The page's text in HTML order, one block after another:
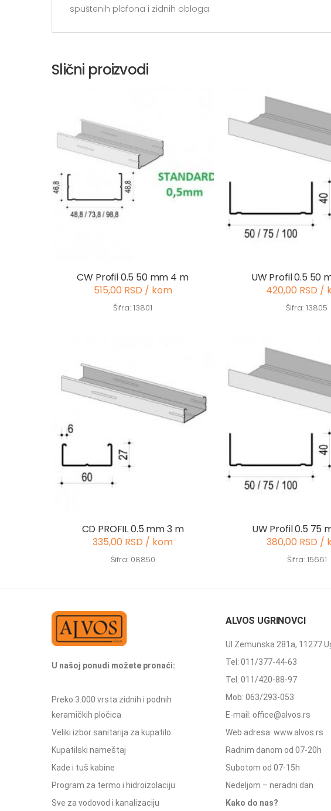
spuštenih plafona i zidnih obloga.
Slični proizvodi
CW Profil 0.5 50 mm 4 m
515,00 RSD / kom
Šifra: 13801
UW Profil 0.5 50
420,00 RSD /
Šifra: 13805
CD PROFIL 0.5 mm 3 m
335,00 RSD / kom
Šifra: 08850
UW Profil 0.5 75
380,00 RSD /
Šifra: 15661
U našoj ponudi možete pronaći:
Preko 3.000 vrsta zidnih i podnih
keramičkih pločica
Veliki izbor sanitarija za kupatilo
Kupatilski nameštaj
Kade i tuš kabine
Program za termo i hidroizolaciju
Sve za vodovod i kanalizaciju
ALVOS UGRINOVCI
Ul Zemunska 281a, 11277
Tel: 011/377-44-63
Tel: 011/420-88-97
Mob: 063/293-053
E-mail: office@alvos.rs
Web adresa: www.alvos.rs
Radnim danom od 07-20h
Subotom od 07-15h
Nedeljom – neradni dan
Kako do nas?